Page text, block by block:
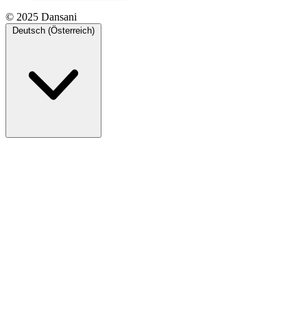
© 2025 Dansani
Deutsch (Österreich)